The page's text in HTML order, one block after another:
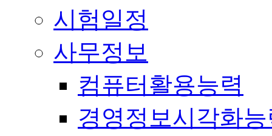
시험일정
사무정보
컴퓨터활용능력
경영정보시각화